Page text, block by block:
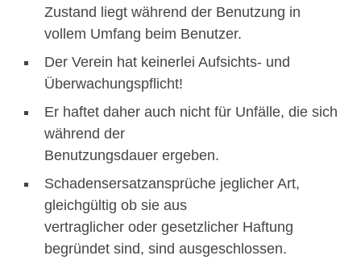
Zustand liegt während der Benutzung in
vollem Umfang beim Benutzer.
Der Verein hat keinerlei Aufsichts- und
Überwachungspflicht!
Er haftet daher auch nicht für Unfälle, die sich
während der
Benutzungsdauer ergeben.
Schadensersatzansprüche jeglicher Art,
gleichgültig ob sie aus
vertraglicher oder gesetzlicher Haftung
begründet sind, sind ausgeschlossen.